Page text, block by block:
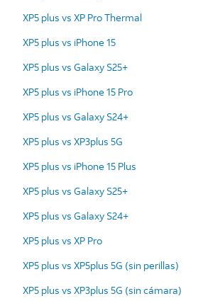
XP5 plus vs XP Pro Thermal
XP5 plus vs iPhone 15
XP5 plus vs Galaxy S25+
XP5 plus vs iPhone 15 Pro
XP5 plus vs Galaxy S24+
XP5 plus vs XP3plus 5G
XP5 plus vs iPhone 15 Plus
XP5 plus vs Galaxy S25+
XP5 plus vs Galaxy S24+
XP5 plus vs XP Pro
XP5 plus vs XP5plus 5G (sin perillas)
XP5 plus vs XP3plus 5G (sin cámara)